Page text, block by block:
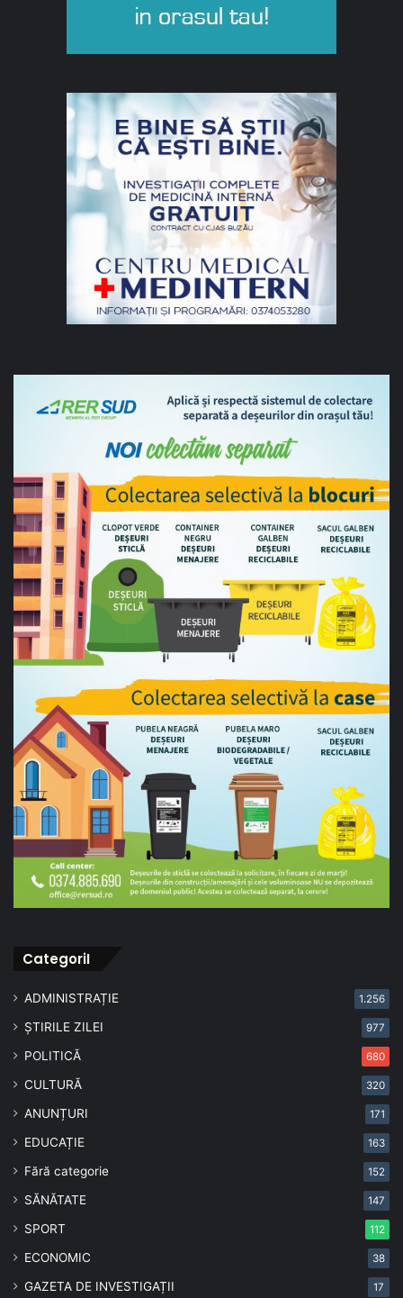
CategoriI
ADMINISTRAȚIE 1.256
ȘTIRILE ZILEI 977
POLITICĂ 680
CULTURĂ 320
ANUNȚURI 171
EDUCAȚIE 163
Fără categorie 152
SĂNĂTATE 147
SPORT 112
ECONOMIC 38
GAZETA DE INVESTIGAȚII 17